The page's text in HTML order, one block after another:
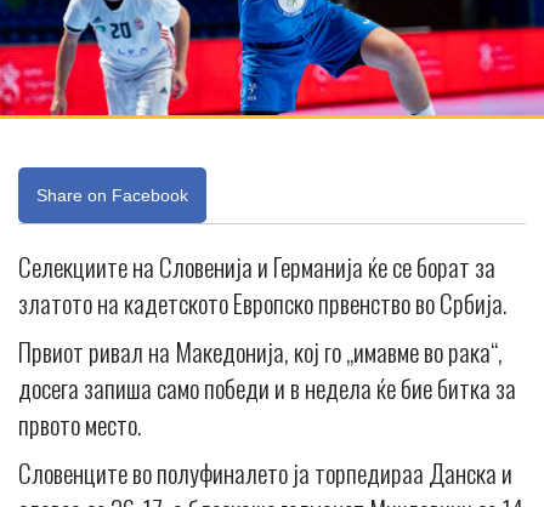
Share on Facebook
Селекциите на Словенија и Германија ќе се борат за
златото на кадетското Европско првенство во Србија.
Првиот ривал на Македонија, кој го „имавме во рака“,
досега запиша само победи и в недела ќе бие битка за
првото место.
Словенците во полуфиналето ја торпедираа Данска и